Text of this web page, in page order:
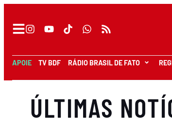
APOIE TV BDF RÁDIO BRASIL DE FATO
ÚLTIMAS